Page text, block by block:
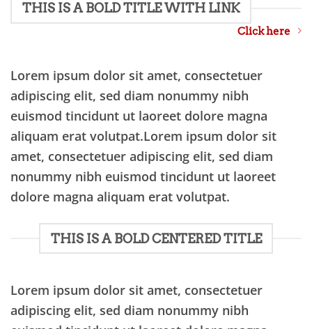
THIS IS A BOLD TITLE WITH LINK
Click here
Lorem ipsum dolor sit amet, consectetuer
adipiscing elit, sed diam nonummy nibh
euismod tincidunt ut laoreet dolore magna
aliquam erat volutpat.Lorem ipsum dolor sit
amet, consectetuer adipiscing elit, sed diam
nonummy nibh euismod tincidunt ut laoreet
dolore magna aliquam erat volutpat.
THIS IS A BOLD CENTERED TITLE
Lorem ipsum dolor sit amet, consectetuer
adipiscing elit, sed diam nonummy nibh